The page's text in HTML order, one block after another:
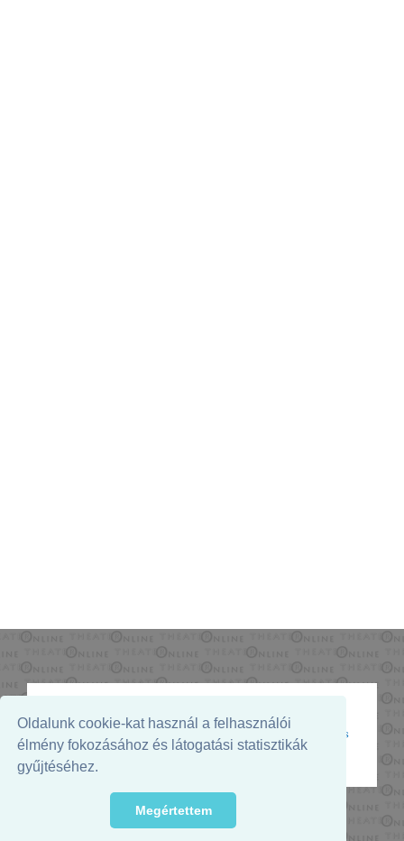
Oldalunk cookie-kat használ a felhasználói
élmény fokozásához és látogatási statisztikák
gyűjtéséhez.
Megértettem
Az oldal megjelenését támogatja:
© 2026. - THEATER Online -theater.hu